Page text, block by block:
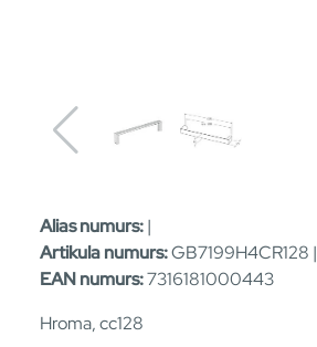
Alias numurs:|
Artikula numurs:GB7199H4CR128 |
EAN numurs:7316181000443
Hroma, cc128